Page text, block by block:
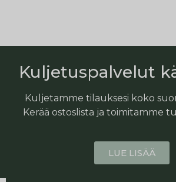
Kuljetuspalvelut
Kuljetamme tilauksesi koko
Kerää ostoslista ja toimitamme
LUE LISÄÄ